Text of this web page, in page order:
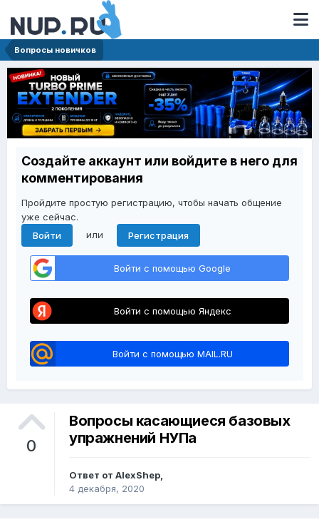
Вопросы новичков
Создайте аккаунт или войдите в него для
комментирования
Пройдите простую регистрацию, чтобы начать общение
уже сейчас.
Войти
или Регистрация
Войти с помощью Google
Войти с помощью Яндекс
Войти с помощью MAIL.RU
0
Вопросы касающиеся базовых
упражнений НУПа
Ответ от AlexShep,
4 декабря, 2020